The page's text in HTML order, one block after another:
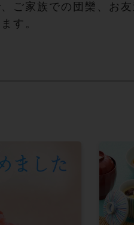
ご家族での団欒、お友
す。